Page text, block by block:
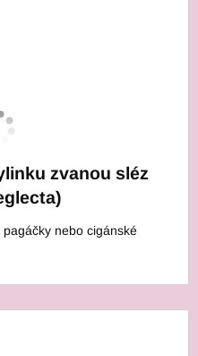
zvanou sléz
nebo cigánské